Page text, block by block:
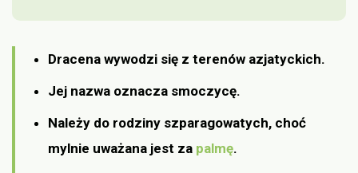
Dracena wywodzi się z terenów azjatyckich.
Jej nazwa oznacza smoczycę.
Należy do rodziny szparagowatych, choć
mylnie uważana jest za palmę.